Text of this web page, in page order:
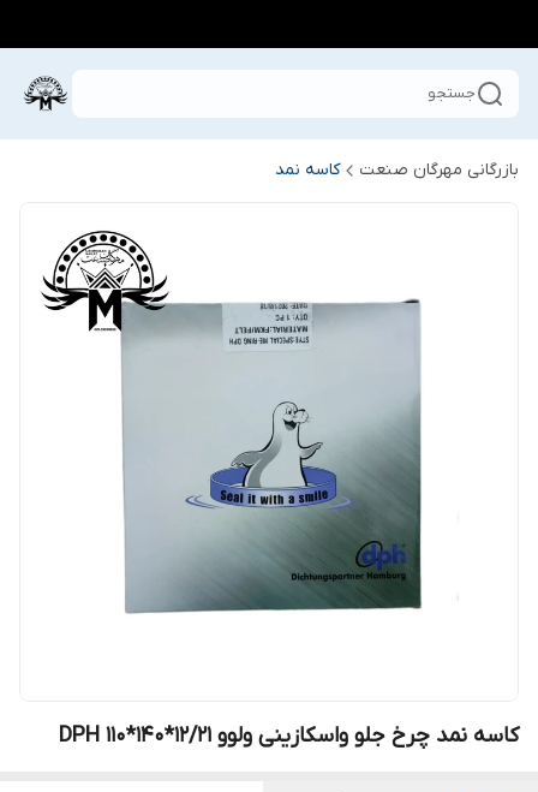
جستجو
بازرگانی مهرگان صنعت کاسه نمد
کاسه نمد چرخ جلو واسکازینی ولوو DPH 110*140*12/21